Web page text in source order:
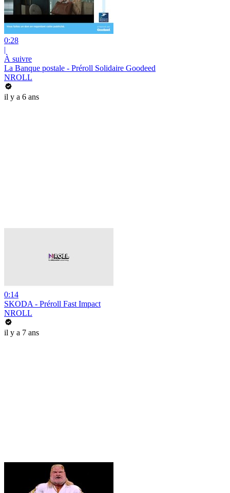
0:28
|
À suivre
La Banque postale - Préroll Solidaire Goodeed
NROLL
il y a 6 ans
0:14
SKODA - Préroll Fast Impact
NROLL
il y a 7 ans